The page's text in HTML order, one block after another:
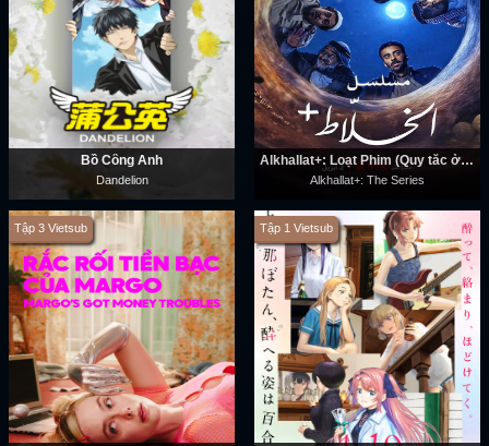
Bồ Công Anh
Dandelion
Alkhallat+: Loạt Phim (Quy tắc ở sa mạc)
Alkhallat+: The Series
Tập 3 Vietsub Tập 1 Vietsub